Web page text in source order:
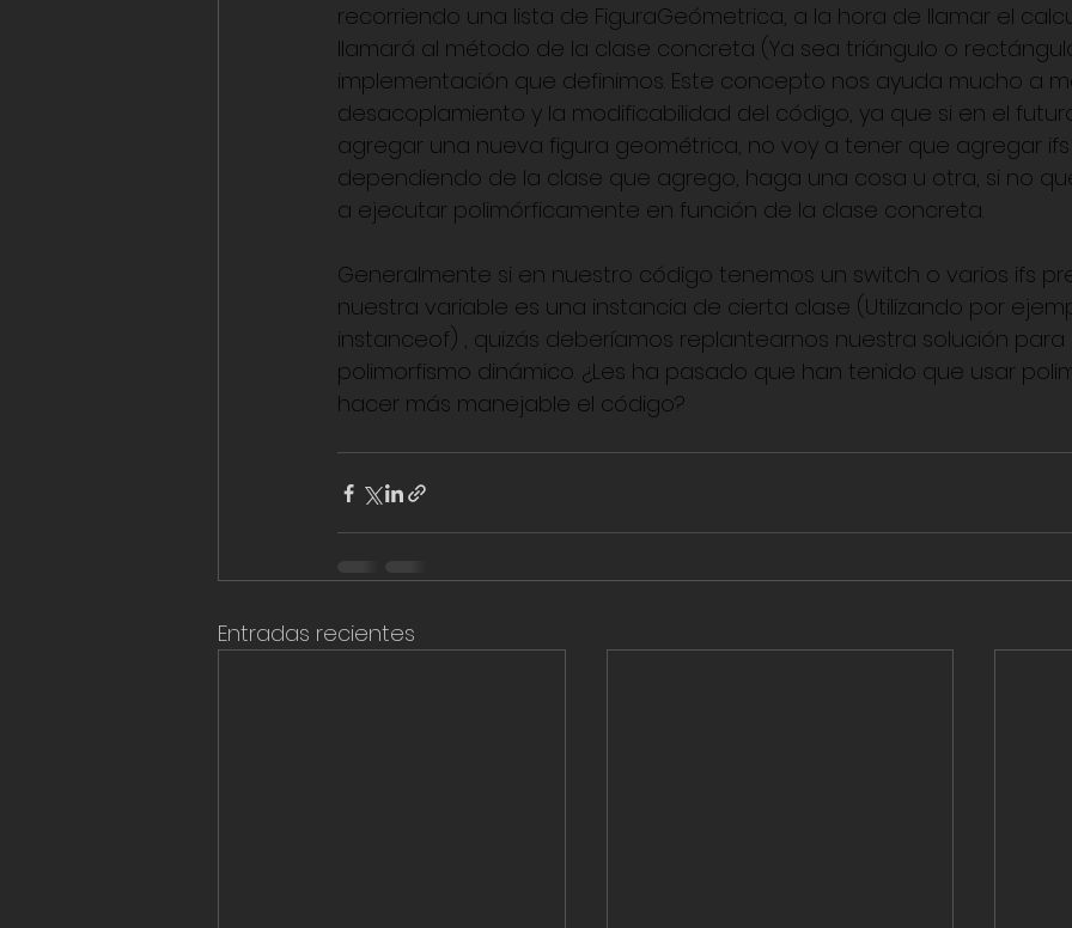
recorriendo una lista de FiguraGeómetrica, a la hora de llamar el
llamará al método de la clase concreta (Ya sea triángulo o
implementación que definimos. Este concepto nos ayuda mucho a
desacoplamiento y la modificabilidad del código, ya que si en el
agregar una nueva figura geométrica, no voy a tener que agregar
dependiendo de la clase que agrego, haga una cosa u otra, si no
a ejecutar polimórficamente en función de la clase concreta.
Generalmente si en nuestro código tenemos un switch o varios ifs
nuestra variable es una instancia de cierta clase (Utilizando por
instanceof) , quizás deberíamos replantearnos nuestra solución para
polimorfismo dinámico. ¿Les ha pasado que han tenido que usar
hacer más manejable el código?
Entradas recientes